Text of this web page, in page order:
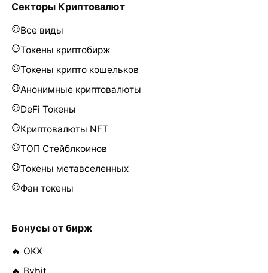
Секторы Криптовалют
Все виды
Токены криптобирж
Токены крипто кошельков
Анонимные криптовалюты
DeFi Токены
Криптовалюты NFT
ТОП Стейблкоинов
Токены метавселенных
Фан токены
Бонусы от бирж
🔥 OKX